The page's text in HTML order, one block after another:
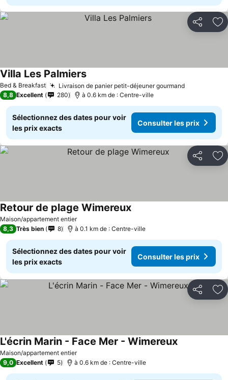
Partager
Bed & Breakfast Livraison de panier petit-déjeuner gourmand
Villa Les Palmiers
8,8 Excellent 280 à 0.6 km de : Centre-ville
Sélectionnez des dates pour voir
les prix exacts
Consulter les prix
Partager
Maison/appartement entier
Retour de plage Wimereux
8,3 Très bien 8 à 0.1 km de : Centre-ville
Sélectionnez des dates pour voir
les prix exacts
Consulter les prix
Partager
Maison/appartement entier
L'écrin Marin - Face Mer - Wimereux
9,0 Excellent 5 à 0.6 km de : Centre-ville